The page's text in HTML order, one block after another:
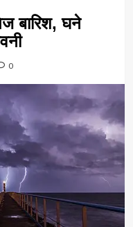
बारिश, घने
0